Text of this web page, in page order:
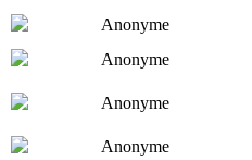
Anonyme
Anonyme
Anonyme
Anonyme